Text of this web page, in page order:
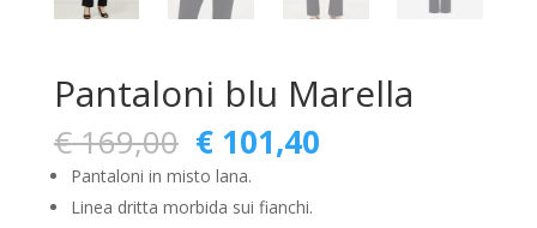
Pantaloni blu Marella
€169,00 Il
prezzo
originale
€101,40Il
Pantaloni in misto lana.
Linea dritta morbida sui fianchi.